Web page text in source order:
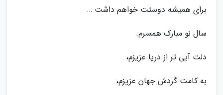
برای همیشه دوستت خواهم داشت …
سال نو مبارک همسرم.
دلت آبی تر از دریا عزیزم،
به کامت گردش جهان عزیزم،